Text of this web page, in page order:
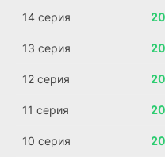
14 серия
13 серия
12 серия
11 серия
10 серия